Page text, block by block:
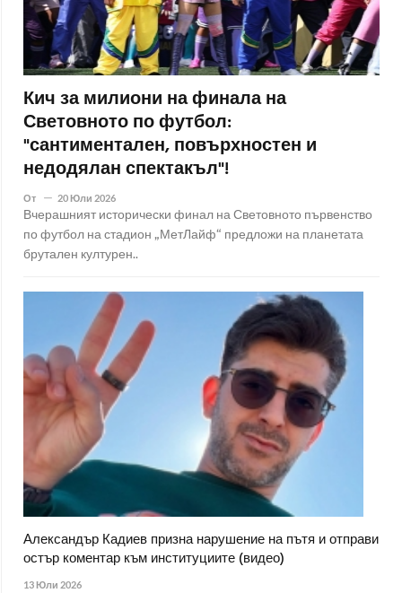
Кич за милиони на финала на
Световното по футбол:
"сантиментален, повърхностен и
недодялан спектакъл"!
От 20 Юли 2026
Вчерашният исторически финал на Световното първенство
по футбол на стадион „МетЛайф“ предложи на планетата
брутален културен..
Александър Кадиев призна нарушение на пътя и отправи
остър коментар към институциите (видео)
13 Юли 2026